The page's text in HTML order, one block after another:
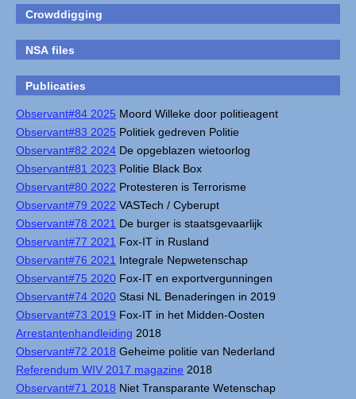
Crowddigging
NSA files
Publicaties
Observant#84 2025 Moord Willeke door politieagent
Observant#83 2025 Politiek gedreven Politie
Observant#82 2024 De opgeblazen wietoorlog
Observant#81 2023 Politie Black Box
Observant#80 2022 Protesteren is Terrorisme
Observant#79 2022 VASTech / Cyberupt
Observant#78 2021 De burger is staatsgevaarlijk
Observant#77 2021 Fox-IT in Rusland
Observant#76 2021 Integrale Nepwetenschap
Observant#75 2020 Fox-IT en exportvergunningen
Observant#74 2020 Stasi NL Benaderingen in 2019
Observant#73 2019 Fox-IT in het Midden-Oosten
Arrestantenhandleiding 2018
Observant#72 2018 Geheime politie van Nederland
Referendum WIV 2017 magazine 2018
Observant#71 2018 Niet Transparante Wetenschap